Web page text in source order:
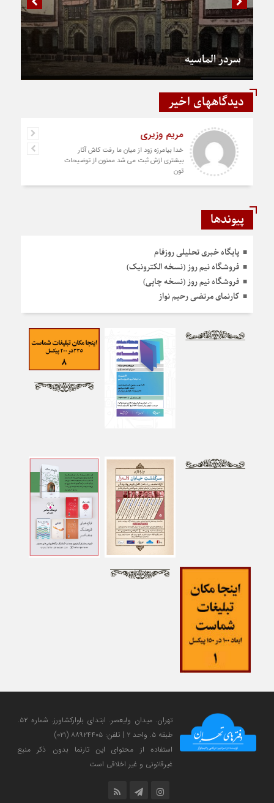
سردر الماسیه
دیدگاههای اخیر
رستمی
دست شما درد نکنه عجب کار ارزنده ای انجام
دادید نمونه نداره و نخواهد داشت
پیوندها
پایگاه خبری تحلیلی روزفام
فروشگاه نیم روز (نسخه الکترونیک)
فروشگاه نیم روز (نسخه چاپی)
کارنمای مرتضی رحیم نواز
تهران. میدان ولی‎عصر. ابتدای بلوارکشاورز. شماره ۵۲.
طبقه ۵. واحد ۲ | تلفن: ۸۸۹۲۴۴۰۵ (۰۲۱)
استفاده از محتوای این تارنما بدون ذکر منبع
غیرقانونی و غیر اخلاقی است